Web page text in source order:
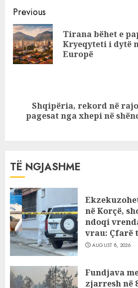
nga pista dhe
përfundon në
det, dy të vdekur
(PAMJE)
Continue
Reading
Previous
Tirana bëhet e
Kryeqyteti i dytë
Europë
Next
post:
Shqipëria, rekord në
pagesat nga xhepi në
TË NGJASHME
në Korçë,
ndoqi
vrau: Çfarë
AUGUST 8, 2026
Fundjava
zjarresh në